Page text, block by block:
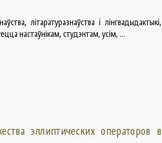
літаратуразнаўства і лінгвадыдактыкі,
настаўнікам, студэнтам, усім, ...
эллиптических операторов в